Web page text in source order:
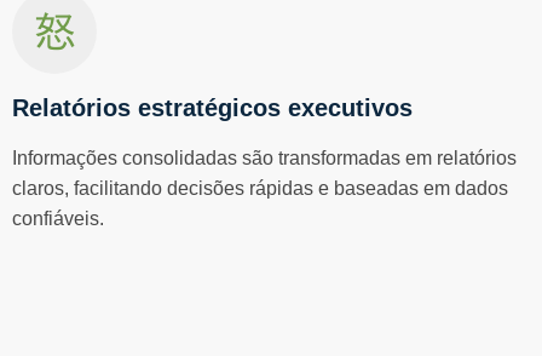
Relatórios estratégicos executivos
Informações consolidadas são transformadas em relatórios
claros, facilitando decisões rápidas e baseadas em dados
confiáveis.